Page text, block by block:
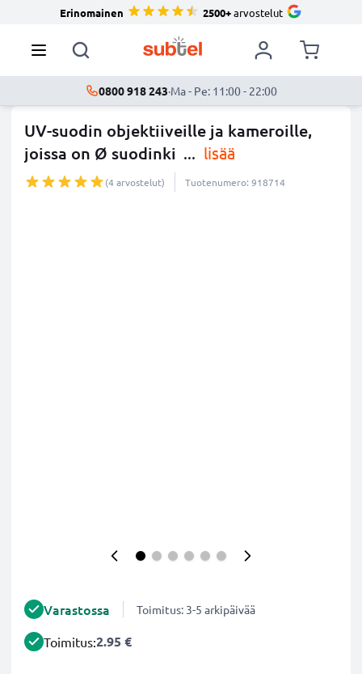
Erinomainen 2500+arvostelut
0800 918 243·Ma - Pe: 11:00 - 22:00
UV-suodin objektiiveille ja kameroille,
joissa on Ø suodinki ... lisää
(4 arvostelut) Tuotenumero: 918714
Varastossa Toimitus: 3-5 arkipäivää
Toimitus:2.95 €